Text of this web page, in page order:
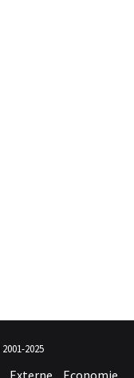
bakıldığında
2025